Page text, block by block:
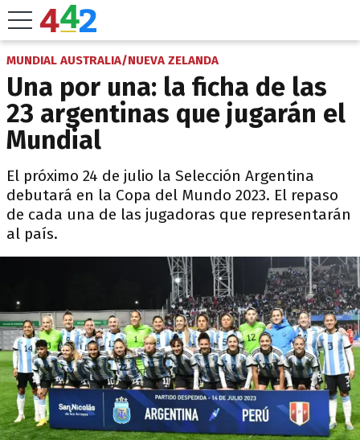
MUNDIAL AUSTRALIA/NUEVA ZELANDA
Una por una: la ficha de las
23 argentinas que jugarán el
Mundial
El próximo 24 de julio la Selección Argentina
debutará en la Copa del Mundo 2023. El repaso
de cada una de las jugadoras que representarán
al país.